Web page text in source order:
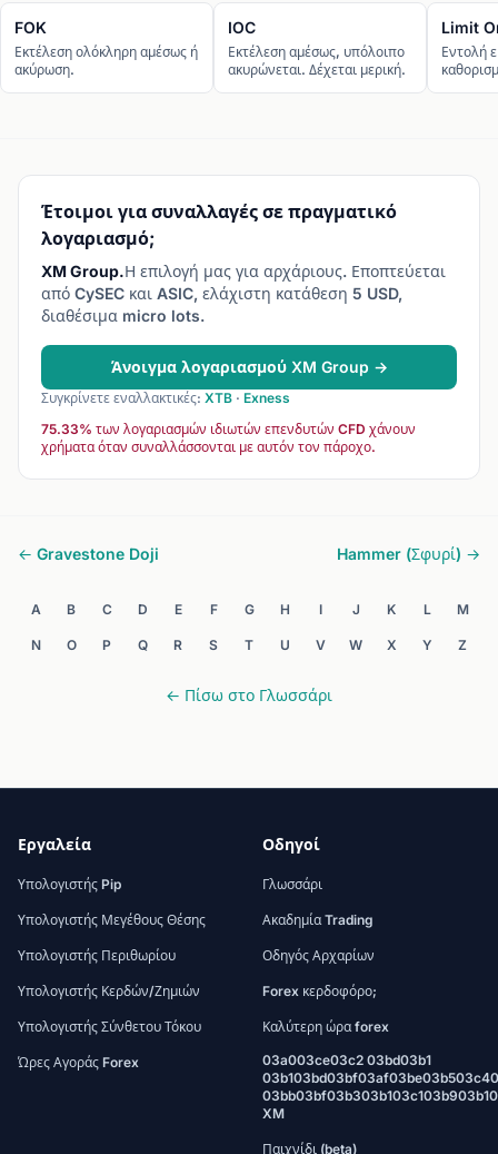
FOK
Εκτέλεση ολόκληρη αμέσως ή
ακύρωση.
IOC
Εκτέλεση αμέσως, υπόλοιπο
ακυρώνεται. Δέχεται μερική.
Limit
Εντολή
Έτοιμοι για συναλλαγές σε πραγματικό
λογαριασμό;
XM Group.Η επιλογή μας για αρχάριους. Εποπτεύεται
από CySEC και ASIC, ελάχιστη κατάθεση 5 USD,
διαθέσιμα micro lots.
Άνοιγμα λογαριασμού XM Group →
Συγκρίνετε εναλλακτικές: XTB · Exness
75.33% των λογαριασμών ιδιωτών επενδυτών CFD χάνουν
χρήματα όταν συναλλάσσονται με αυτόν τον πάροχο.
← Gravestone Doji Hammer (Σφυρί) →
A B C D E F G H I J K L M
N O P Q R S T U V W X Y Z
← Πίσω στο Γλωσσάρι
Εργαλεία
Υπολογιστής Pip
Υπολογιστής Μεγέθους Θέσης
Υπολογιστής Περιθωρίου
Υπολογιστής Κερδών/Ζημιών
Υπολογιστής Σύνθετου Τόκου
Ώρες Αγοράς Forex
Οδηγοί
Γλωσσάρι
Ακαδημία Trading
Οδηγός Αρχαρίων
Forex κερδοφόρο;
Καλύτερη ώρα forex
03a003ce03c2 03bd03b1
XM
Παιχνίδι (beta)